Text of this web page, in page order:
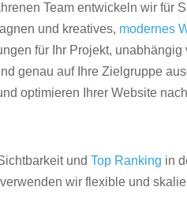
Team entwickeln wir für
und kreatives, modernes
für Ihr Projekt, unabhängig
genau auf Ihre Zielgruppe
optimieren Ihrer Website
undTop Ranking in
wir flexible und